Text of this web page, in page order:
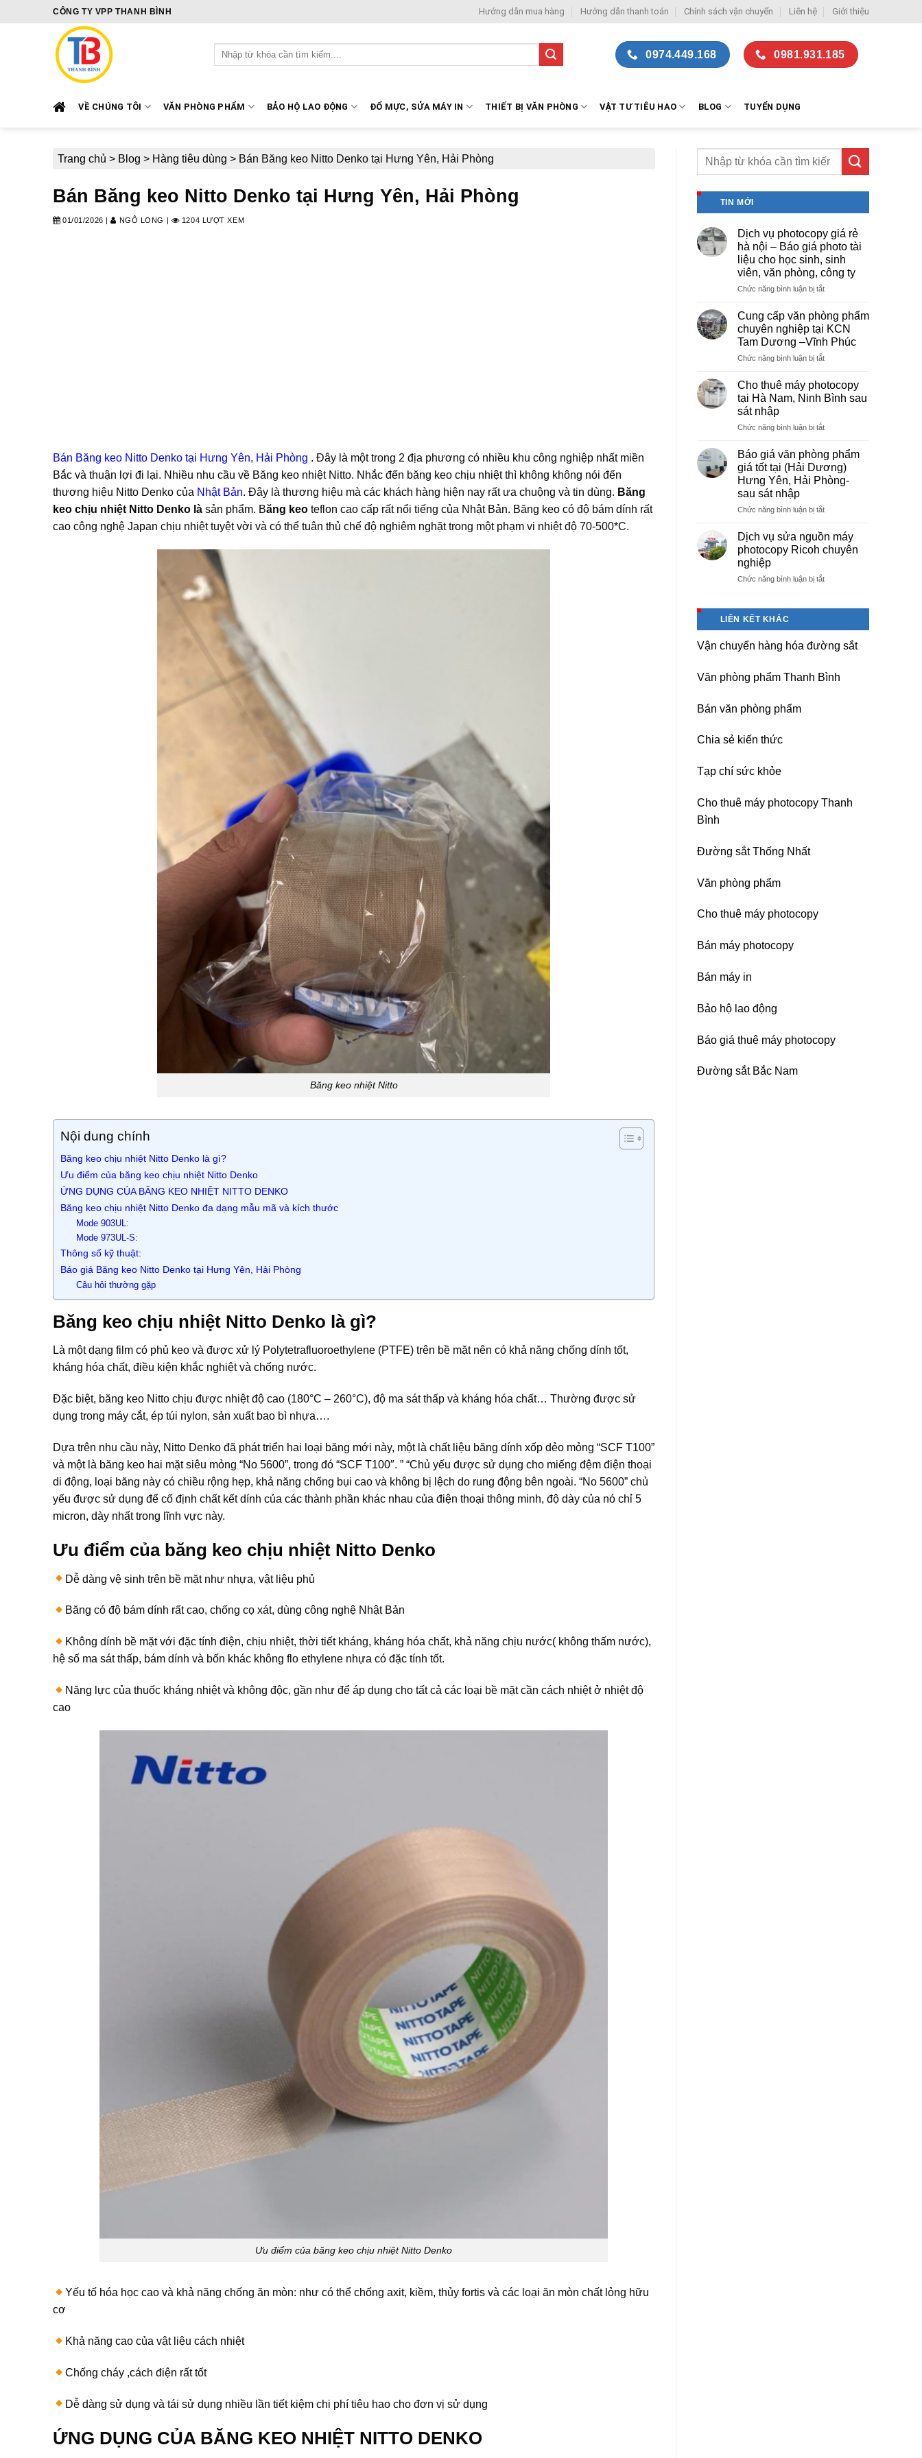
CÔNG TY VPP THANH BÌNH Hướng dẫn mua hàng Hướng dẫn thanh toán Chính sách vận chuyển Liên hệ Giới thiệu
Tìm
kiếm:
0974.449.168 0981.931.185
VỀ CHÚNG TÔI VĂN PHÒNG PHẨM BẢO HỘ LAO ĐỘNG ĐỔ MỰC, SỬA MÁY IN THIẾT BỊ VĂN PHÒNG VẬT TƯ TIÊU HAO BLOG TUYỂN DỤNG
Trang chủ > Blog > Hàng tiêu dùng > Bán Băng keo Nitto Denko tại Hưng Yên, Hải Phòng
Bán Băng keo Nitto Denko tại Hưng Yên, Hải Phòng
01/01/2026 | NGÔ LONG 1204 LƯỢT XEM
Bán Băng keo Nitto Denko tại Hưng Yên, Hải Phòng . Đây là một trong 2 địa phương có nhiều khu công nghiệp nhất miền
Bắc và thuận lợi đi lại. Nhiều nhu cầu về Băng keo nhiệt Nitto. Nhắc đến băng keo chịu nhiệt thì không không nói đến
thương hiệu Nitto Denko của Nhật Bản. Đây là thương hiệu mà các khách hàng hiện nay rất ưa chuộng và tin dùng. Băng
keo chịu nhiệt Nitto Denko là sản phẩm. Băng keo teflon cao cấp rất nổi tiếng của Nhật Bản. Băng keo có độ bám dính rất
cao công nghệ Japan chịu nhiệt tuyệt vời và có thể tuân thủ chế độ nghiêm nghặt trong một phạm vi nhiệt độ 70-500*C.
Băng keo nhiệt Nitto
Nội dung chính
Băng keo chịu nhiệt Nitto Denko là gì?
Ưu điểm của băng keo chịu nhiệt Nitto Denko
ỨNG DỤNG CỦA BĂNG KEO NHIỆT NITTO DENKO
Băng keo chịu nhiệt Nitto Denko đa dạng mẫu mã và kích thước
Mode 903UL:
Mode 973UL-S:
Thông số kỹ thuật:
Báo giá Băng keo Nitto Denko tại Hưng Yên, Hải Phòng
Câu hỏi thường gặp
Băng keo chịu nhiệt Nitto Denko là gì?
Là một dạng film có phủ keo và được xử lý Polytetrafluoroethylene (PTFE) trên bề mặt nên có khả năng chống dính tốt,
kháng hóa chất, điều kiện khắc nghiệt và chống nước.
Đặc biệt, băng keo Nitto chịu được nhiệt độ cao (180°C – 260°C), độ ma sát thấp và kháng hóa chất… Thường được sử
dụng trong máy cắt, ép túi nylon, sản xuất bao bì nhựa….
Dựa trên nhu cầu này, Nitto Denko đã phát triển hai loại băng mới này, một là chất liệu băng dính xốp dẻo mỏng “SCF T100”
và một là băng keo hai mặt siêu mỏng “No 5600”, trong đó “SCF T100″. ” “Chủ yếu được sử dụng cho miếng đệm điện thoại
di động, loại băng này có chiều rộng hẹp, khả năng chống bụi cao và không bị lệch do rung động bên ngoài. “No 5600” chủ
yếu được sử dụng để cố định chất kết dính của các thành phần khác nhau của điện thoại thông minh, độ dày của nó chỉ 5
micron, dày nhất trong lĩnh vực này.
Ưu điểm của băng keo chịu nhiệt Nitto Denko
Dễ dàng vệ sinh trên bề mặt như nhựa, vật liệu phủ
Băng có độ bám dính rất cao, chống cọ xát, dùng công nghệ Nhật Bản
Không dính bề mặt với đặc tính điện, chịu nhiệt, thời tiết kháng, kháng hóa chất, khả năng chịu nước( không thấm nước),
hệ số ma sát thấp, bám dính và bốn khác không flo ethylene nhựa có đặc tính tốt.
Năng lực của thuốc kháng nhiệt và không độc, gần như để áp dụng cho tất cả các loại bề mặt cần cách nhiệt ở nhiệt độ
cao
Ưu điểm của băng keo chịu nhiệt Nitto Denko
Yếu tố hóa học cao và khả năng chống ăn mòn: như có thể chống axit, kiềm, thủy fortis và các loại ăn mòn chất lỏng hữu
cơ
Khả năng cao của vật liệu cách nhiệt
Chống cháy ,cách điện rất tốt
Dễ dàng sử dụng và tái sử dụng nhiều lần tiết kiệm chi phí tiêu hao cho đơn vị sử dụng
ỨNG DỤNG CỦA BĂNG KEO NHIỆT NITTO DENKO
TIN MỚI
Dịch vụ photocopy giá rẻ
hà nội – Báo giá photo tài
liệu cho học sinh, sinh
viên, văn phòng, công ty
Chức năng bình luận bị tắtở
vụ
photocopy
giá
rẻ
hà
–
Báo
giá
tài
cho
học
sinh,
sinh
văn
công
ty
Cung cấp văn phòng phẩm
chuyên nghiệp tại KCN
Tam Dương –Vĩnh Phúc
Chức năng bình luận bị tắtở
cấp
văn
phòng
chuyên
tại
KCN
Tam
Dương
Vĩnh
Cho thuê máy photocopy
tại Hà Nam, Ninh Bình sau
sát nhập
Chức năng bình luận bị tắtở
máy
photocopy
tại
Nam,
sau
sát
Báo giá văn phòng phẩm
giá tốt tại (Hải Dương)
Hưng Yên, Hải Phòng-
sau sát nhập
Chức năng bình luận bị tắtở
văn
phòng
giá
Yên,
Phòng-
sau
Dịch vụ sửa nguồn máy
photocopy Ricoh chuyên
nghiệp
Chức năng bình luận bị tắtở
photocopy
chuyên
nghiệp
LIÊN KẾT KHÁC
Vận chuyển hàng hóa đường sắt
Văn phòng phẩm Thanh Bình
Bán văn phòng phẩm
Chia sẻ kiến thức
Tạp chí sức khỏe
Cho thuê máy photocopy Thanh
Bình
Đường sắt Thống Nhất
Văn phòng phẩm
Cho thuê máy photocopy
Bán máy photocopy
Bán máy in
Bảo hộ lao động
Báo giá thuê máy photocopy
Đường sắt Bắc Nam